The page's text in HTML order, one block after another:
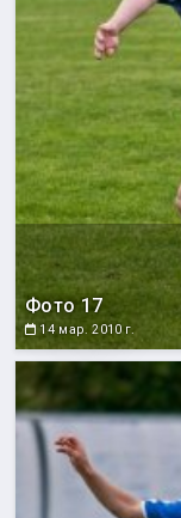
Фото 17
14 мар. 2010 г.